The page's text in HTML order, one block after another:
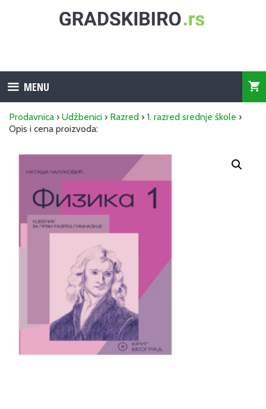
MENU
Prodavnica › Udžbenici › Razred › 1. razred srednje škole ›
Opis i cena proizvoda: